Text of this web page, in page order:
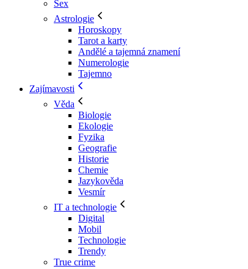
Sex
Astrologie
Horoskopy
Tarot a karty
Andělé a tajemná znamení
Numerologie
Tajemno
Zajímavosti
Věda
Biologie
Ekologie
Fyzika
Geografie
Historie
Chemie
Jazykověda
Vesmír
IT a technologie
Digital
Mobil
Technologie
Trendy
True crime